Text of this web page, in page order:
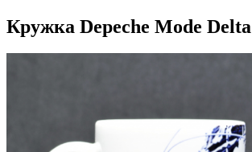
Кружка Depeche Mode